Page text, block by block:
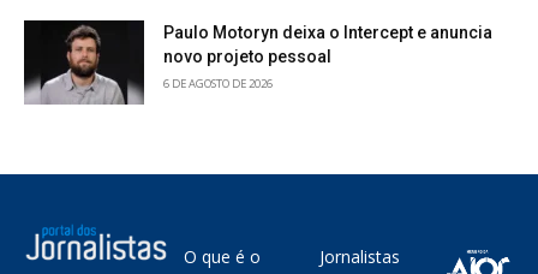
Paulo Motoryn deixa o Intercept e anuncia
novo projeto pessoal
6 DE AGOSTO DE 2026
O que é o Jornalistas